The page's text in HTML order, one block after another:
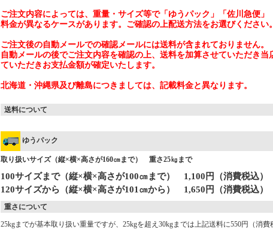
ご注文内容によっては、重量・サイズ等で「ゆうパック」「佐川急便」
料金が異なるケースがあります。ご確認の上配送方法をお選びください
ご注文後の自動メールでの確認メールには送料が含まれておりません。
自動メールの後でご注文内容を確認の上、送料を加算させていただき
ていただきお支払金額が確定いたします。
北海道・沖縄県及び離島につきましては、記載料金と異なります。
送料について
ゆうパック
取り扱いサイズ（縦×横×高さが160㎝まで） 重さ25㎏まで
100サイズまで（縦×横×高さが100㎝まで） 1,100円（消費税込）
120サイズから（縦×横×高さが101㎝から） 1,650円（消費税込）
重さについて
25kgまでが基本取り扱い重量ですが、25kgを超え30kgまでは上記送料に550円（消